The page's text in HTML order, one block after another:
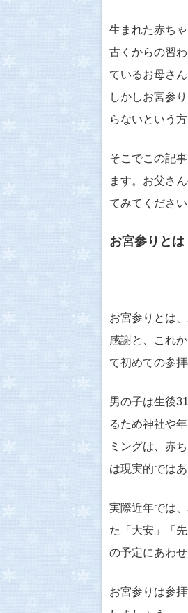
生まれた赤ち
古くからの習
ているお母さ
しかしお宮参
らないという
そこでこの記
ます。お父さ
てみてください
お宮参りとは
お宮参りとは
感謝と、これ
て初めての参
男の子は生後
るため神社や
ミングは、赤
は現実的ではあ
実際近年では
た「大安」「
の予定にあわ
お宮参りは参